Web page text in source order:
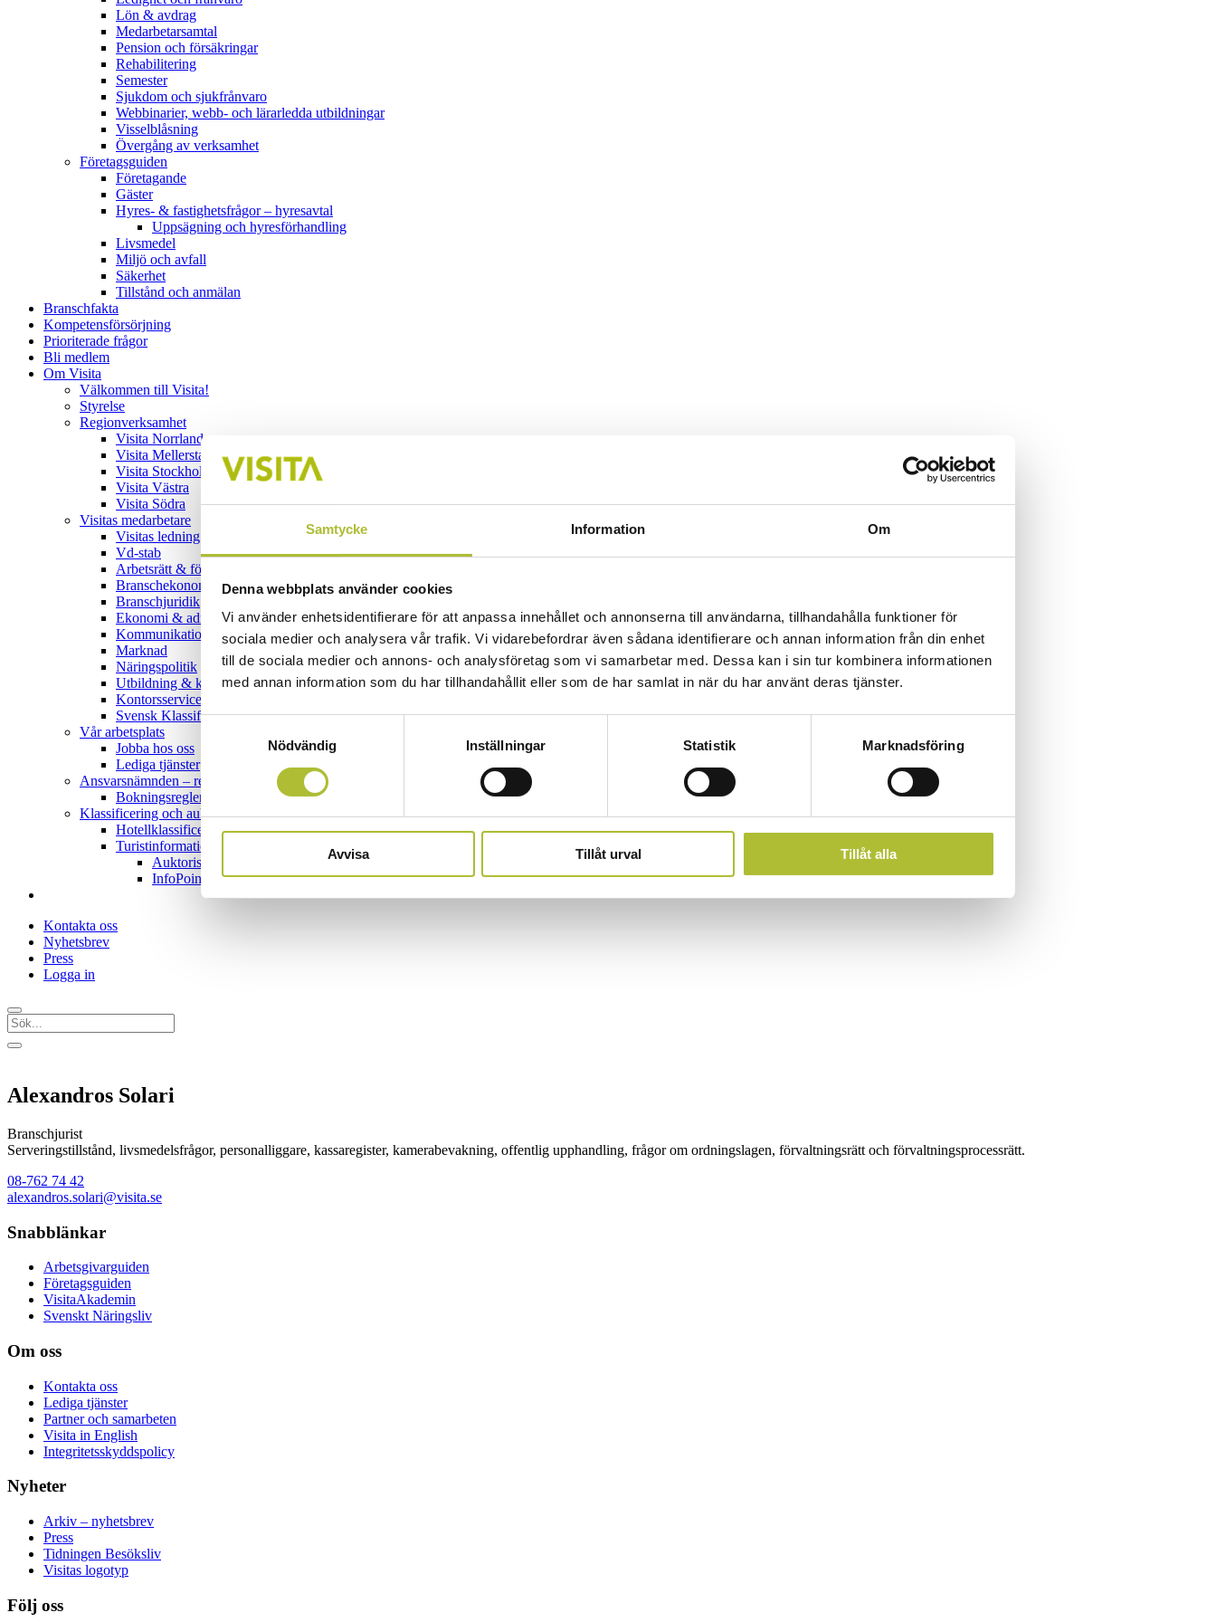
Samtycke Information Om
Denna webbplats använder cookies
Vi använder enhetsidentifierare för att anpassa innehållet och annonserna till användarna, tillhandahålla funktioner för
sociala medier och analysera vår trafik. Vi vidarebefordrar även sådana identifierare och annan information från din enhet
till de sociala medier och annons- och analysföretag som vi samarbetar med. Dessa kan i sin tur kombinera informationen
med annan information som du har tillhandahållit eller som de har samlat in när du har använt deras tjänster.
Samtyckesval
Nödvändig
Inställningar Statistik Marknadsföring
Avvisa Tillåt urval Tillåt alla
Lön & avdrag
Medarbetarsamtal
Pension och försäkringar
Rehabilitering
Semester
Sjukdom och sjukfrånvaro
Webbinarier, webb- och lärarledda utbildningar
Visselblåsning
Övergång av verksamhet
Företagsguiden
Företagande
Gäster
Hyres- & fastighetsfrågor – hyresavtal
Uppsägning och hyresförhandling
Livsmedel
Miljö och avfall
Säkerhet
Tillstånd och anmälan
Branschfakta
Kompetensförsörjning
Prioriterade frågor
Bli medlem
Om Visita
Välkommen till Visita!
Styrelse
Regionverksamhet
Visita Norrland
Visita Mellersta
Visita Stockholm & Gotland
Visita Västra
Visita Södra
Visitas medarbetare
Visitas ledning
Vd-stab
Arbetsrätt & förhandling
Branschekonomi
Branschjuridik
Ekonomi & administration
Kommunikation
Marknad
Näringspolitik
Utbildning & kompetensförsörjning
Kontorsservice
Svensk Klassificering
Vår arbetsplats
Jobba hos oss
Lediga tjänster
Ansvarsnämnden – reklamationer
Bokningsregler – gäst
Klassificering och auktorisation
Hotellklassificering
Turistinformationer & Turistcenter
Auktorisation Turistinfo/Turistcenter
InfoPoint – en bemannad turistserviceplats
Kontakta oss
Nyhetsbrev
Press
Logga in
Alexandros Solari
Branschjurist
Serveringstillstånd, livsmedelsfrågor, personalliggare, kassaregister, kamerabevakning, offentlig upphandling, frågor om ordningslagen, förvaltningsrätt och förvaltningsprocessrätt.
08-762 74 42
alexandros.solari@visita.se
Snabblänkar
Arbetsgivarguiden
Företagsguiden
VisitaAkademin
Svenskt Näringsliv
Om oss
Kontakta oss
Lediga tjänster
Partner och samarbeten
Visita in English
Integritetsskyddspolicy
Nyheter
Arkiv – nyhetsbrev
Press
Tidningen Besöksliv
Visitas logotyp
Följ oss